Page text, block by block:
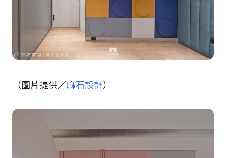
（圖片提供／麻石設計）